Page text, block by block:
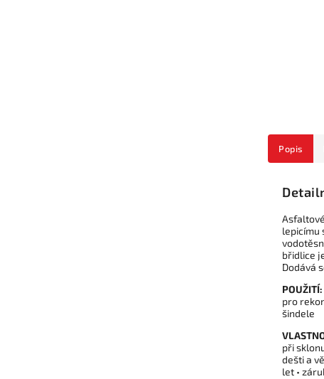
Popis
lepicímu
břidlice
Dodává
POUŽITÍ:
pro
šindele
při
dešti a
let •